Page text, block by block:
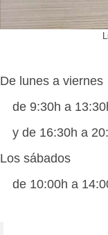
De lunes a viernes
de 9:30h a
y de 16:30h a
Los sábados
de 10:00h a